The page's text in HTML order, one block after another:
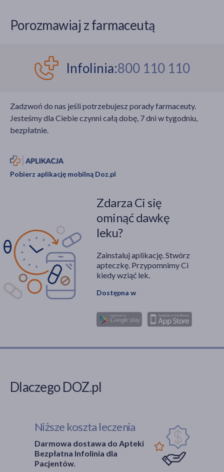
Porozmawiaj z farmaceutą
Infolinia:800 110 110
Zadzwoń do nas jeśli potrzebujesz porady farmaceuty.
Jesteśmy dla Ciebie czynni całą dobę, 7 dni w tygodniu,
bezpłatnie.
Pobierz aplikację mobilną Doz.pl
Zdarza Ci się
ominąć dawkę
leku?
Zainstaluj aplikację. Stwórz
apteczkę. Przypomnimy Ci
kiedy wziąć lek.
Dostępna w
Dlaczego DOZ.pl
Niższe koszta leczenia
Darmowa dostawa do Apteki
Bezpłatna Infolinia dla
Pacjentów.